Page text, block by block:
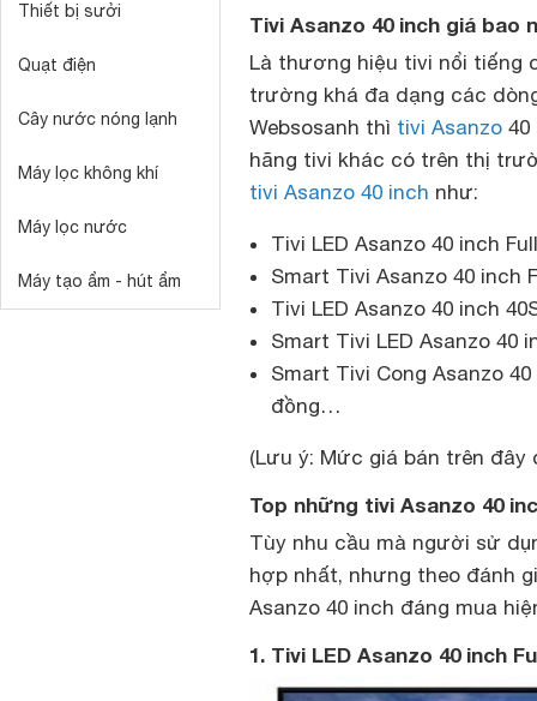
Thiết bị sưởi
Quạt điện
Cây nước nóng lạnh
Máy lọc không khí
Máy lọc nước
Máy tạo ẩm - hút ẩm
Tivi Asanzo 40 inch giá bao
Là thương hiệu tivi nổi tiếng
trường khá đa dạng các
Websosanh thì tivi Asanzo 40
hãng tivi khác có trên thị
tivi Asanzo 40 inch như:
Tivi LED Asanzo 40 inch
Smart Tivi Asanzo 40 inch
Tivi LED Asanzo 40 inch
Smart Tivi LED Asanzo 40
Smart Tivi Cong Asanzo 40
đồng…
(Lưu ý: Mức giá bán trên đây
Top những tivi Asanzo 40
Tùy nhu cầu mà người sử
hợp nhất, nhưng theo đánh
Asanzo 40 inch đáng mua
1. Tivi LED Asanzo 40 inch